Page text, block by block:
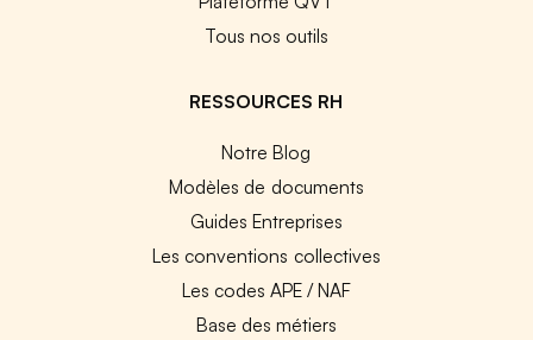
Tous nos outils
RESSOURCES RH
Notre Blog
Modèles de documents
Guides Entreprises
Les conventions collectives
Les codes APE / NAF
Base des métiers